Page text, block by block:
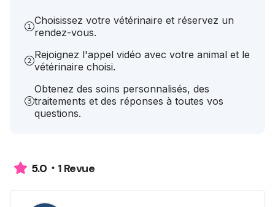
Choisissez votre vétérinaire et réservez un
rendez-vous.
Rejoignez l'appel vidéo avec votre animal et le
vétérinaire choisi.
Obtenez des soins personnalisés, des
traitements et des réponses à toutes vos
questions.
5.0 1 Revue